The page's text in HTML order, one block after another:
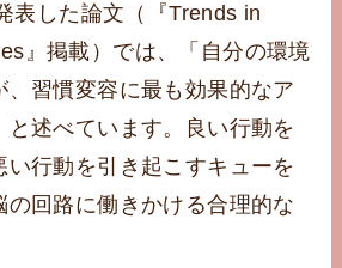
表した論文（『Trends in
』掲載）では、「自分の環境
、習慣変容に最も効果的なア
と述べています。良い行動を
行動を引き起こすキューを
の回路に働きかける合理的な